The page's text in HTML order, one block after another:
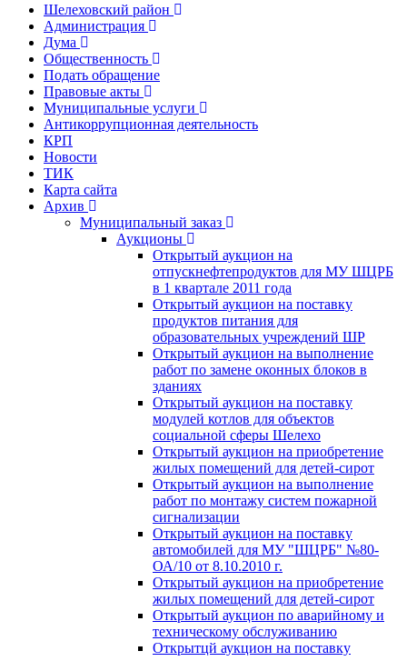
Шелеховский район
Администрация
Дума
Общественность
Подать обращение
Правовые акты
Муниципальные услуги
Антикоррупционная деятельность
КРП
Новости
ТИК
Карта сайта
Архив
Муниципальный заказ
Аукционы
Открытый аукцион на
отпускнефтепродуктов для МУ ШЦРБ
в 1 квартале 2011 года
Открытый аукцион на поставку
продуктов питания для
образовательных учреждений ШР
Открытый аукцион на выполнение
работ по замене оконных блоков в
зданиях
Открытый аукцион на поставку
модулей котлов для объектов
социальной сферы Шелехо
Открытый аукцион на приобретение
жилых помещений для детей-сирот
Открытый аукцион на выполнение
работ по монтажу систем пожарной
сигнализации
Открытый аукцион на поставку
автомобилей для МУ "ШЦРБ" №80-
ОА/10 от 8.10.2010 г.
Открытый аукцион на приобретение
жилых помещений для детей-сирот
Открытый аукцион по аварийному и
техническому обслуживанию
Открытцй аукцион на поставку